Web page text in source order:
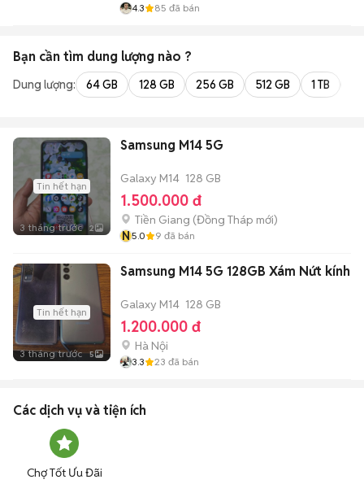
4.3 85 đã bán
Bạn cần tìm dung lượng nào ?
Dung lượng: 64 GB 128 GB 256 GB 512 GB 1 TB
Tin hết hạn
3 tháng trước 2
Samsung M14 5G
Galaxy M14 128 GB
1.500.000 đ
Tiền Giang (Đồng Tháp mới)
N5.0 9 đã bán
Tin hết hạn
3 tháng trước 5
Samsung M14 5G 128GB Xám Nứt kính
Galaxy M14 128 GB
1.200.000 đ
Hà Nội
3.3 23 đã bán
Các dịch vụ và tiện ích
Chợ Tốt Ưu Đãi